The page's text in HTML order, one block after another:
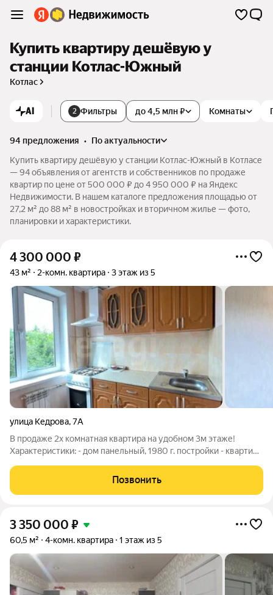
Купить квартиру дешёвую у
станции Котлас-Южный
Котлас
AI 2 Фильтры Комнаты
до 4,5 млн ₽
94 предложения •
по актуальности
Купить квартиру дешёвую у станции Котлас-Южный в Котласе
— 94 объявления от агентств и собственников по продаже
квартир по цене от 500 000 ₽ до 4 950 000 ₽ на Яндекс
Недвижимости. В нашем каталоге предложения площадью от
27,2 м² до 88 м² в новостройках и вторичном жилье — фото,
планировки и характеристики.
4 300 000 ₽
43 м² 2-комн. квартира 3 этаж из 5
улица Кедрова,7А
В продаже 2х комнатная квартира на удобном 3м этаже!
Характеристики: - дом панельный, 1980 г. постройки - квартира
43 кв.м., кухня 6м. - есть отдельный гардероб - в квартире
после ремонта никто
Позвонить
3 350 000 ₽
60,5 м² 4-комн. квартира 1 этаж из 5